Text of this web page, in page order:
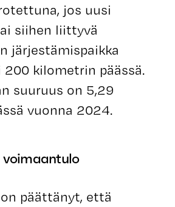
jos uusi
siihen liittyvä
järjestämispaikka
kilometrin päässä.
suuruus on 5,29
vuonna 2024.
voimaantulo
päättänyt, että